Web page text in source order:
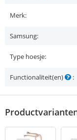
Merk:
Samsung:
Type hoesje:
Functionaliteit(en) :